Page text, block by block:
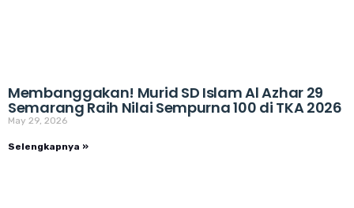
Membanggakan! Murid SD Islam Al Azhar 29
Semarang Raih Nilai Sempurna 100 di TKA 2026
May 29, 2026
Selengkapnya »